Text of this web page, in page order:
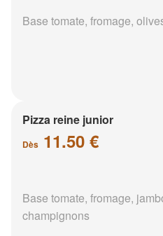
Base tomate, fromage,
Pizza reine junior
Dès 11.50 €
Base tomate, fromage,
champignons